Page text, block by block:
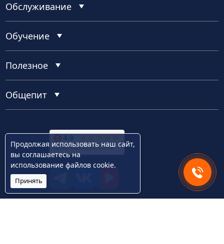
Обслуживание
Обучение
Полезное
Общепит
tg vk vk video
Продолжая использовать наш сайт,
вы соглашаетесь на
использование файлов cookie.
Принять